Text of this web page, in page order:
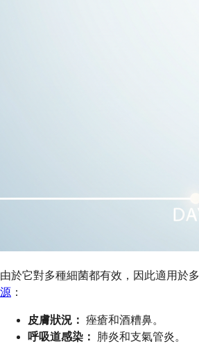
由於它對多種細菌都有效，因此適用於
源 ：
皮膚狀況： 痤瘡和酒糟鼻。
呼吸道感染：
肺炎和支氣管炎。